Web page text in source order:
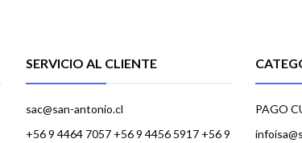
SERVICIO AL CLIENTE
sac@san-antonio.cl
+56 9 4464 7057 +56 9 4456 5917 +56 9
PAGO